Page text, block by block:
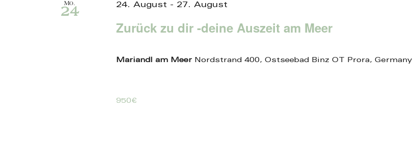
Mo.
24
Zurück zu dir -deine Auszeit am Meer
24. August - 27. August
Mariandl am Meer Nordstrand 400, Ostseebad Binz OT Prora, Germany
950€